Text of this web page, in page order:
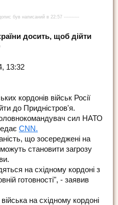
був написаний в 22:57 ----------
досить, щоб дійти
13:32
кордонів військ Росії
до Придністров'я.
сил НАТО
CNN.
що зосереджені на
становити загрозу
на східному кордоні з
готовності", - заявив
на східному кордоні